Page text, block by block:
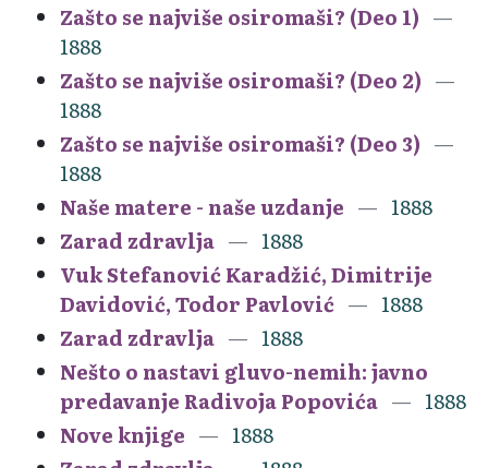
Zašto se najviše osiromaši? (Deo 1)
1888
Zašto se najviše osiromaši? (Deo 2)
1888
Zašto se najviše osiromaši? (Deo 3)
1888
Naše matere - naše uzdanje
1888
Zarad zdravlja
1888
Vuk Stefanović Karadžić, Dimitrije
Davidović, Todor Pavlović
1888
Zarad zdravlja
1888
Nešto o nastavi gluvo-nemih: javno
predavanje Radivoja Popovića
1888
Nove knjige
1888